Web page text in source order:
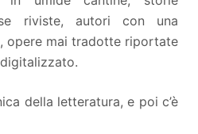
riviste, autori con una
opere mai tradotte riportate
della letteratura, e poi c’è